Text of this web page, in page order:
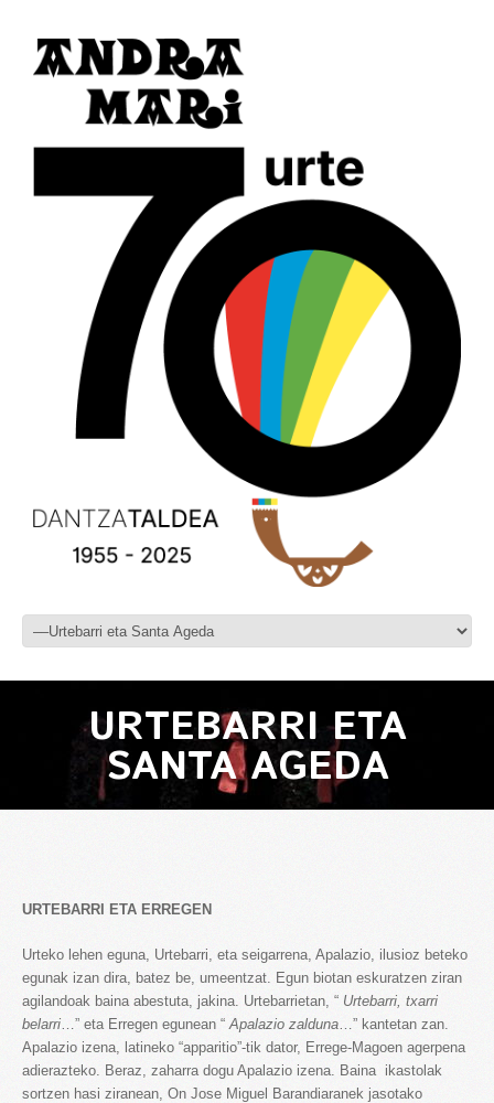
URTEBARRI ETA
SANTA AGEDA
URTEBARRI ETA ERREGEN
Urteko lehen eguna, Urtebarri, eta seigarrena, Apalazio, ilusioz beteko
egunak izan dira, batez be, umeentzat. Egun biotan eskuratzen ziran
agilandoak baina abestuta, jakina. Urtebarrietan, “ Urtebarri, txarri
belarri…” eta Erregen egunean “Apalazio zalduna…” kantetan zan.
Apalazio izena, latineko “apparitio”-tik dator, Errege-Magoen agerpena
adierazteko. Beraz, zaharra dogu Apalazio izena. Baina ikastolak
sortzen hasi ziranean, On Jose Miguel Barandiaranek jasotako